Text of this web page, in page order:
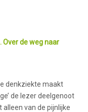
Over de weg naar
denkziekte maakt
de lezer deelgenoot
alleen van de pijnlijke